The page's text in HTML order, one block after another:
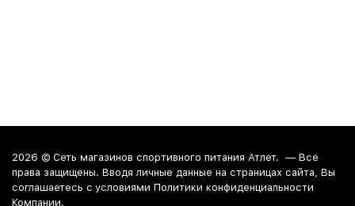
в Краснодаре, Анапе и Новороссийске. По Краснодару
можно заказать доставку курьером.
2026 © Сеть магазинов спортивного питания Атлет. — Все
права защищены. Вводя личные данные на страницах сайта, Вы
соглашаетесь c условиями Политики конфиденциальности
Компании.